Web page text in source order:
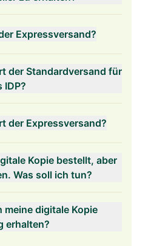
Expressversand?
der Standardversand für
IDP?
der Expressversand?
Kopie bestellt, aber
Was soll ich tun?
meine digitale Kopie
erhalten?